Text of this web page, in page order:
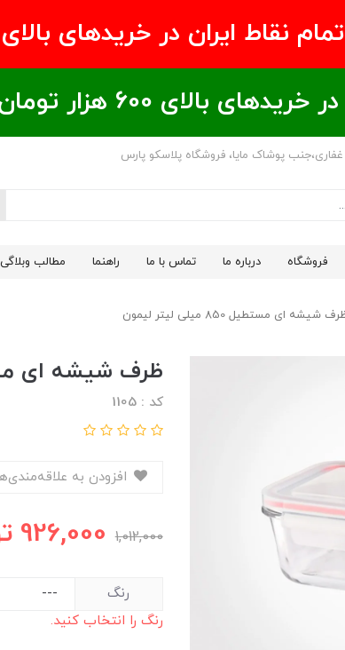
ایران در خریدهای بالای ۵/950/000 تومان
/ خرید بیشتر = تخفیف بیشتر
غفاری،جنب پوشاک مایا، فروشگاه پلاسکو پارس
فروشگاه درباره ما تماس با ما راهنما مطالب وبلاگی
شیشه ای مستطیل 850 میلی لیتر لیمون
ظرف شیشه ای مستطیل 850
کد : 1105
1,012,000
926,000
رنگ
رنگ را انتخاب کنید.